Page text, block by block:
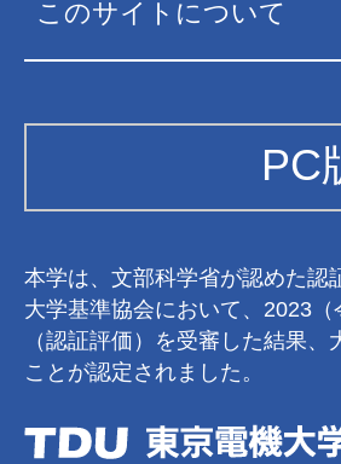
このサイトについて
PC
本学は、文部科学省が認めた認
大学基準協会において、2023
（認証評価）を受審した結果
ことが認定されました。